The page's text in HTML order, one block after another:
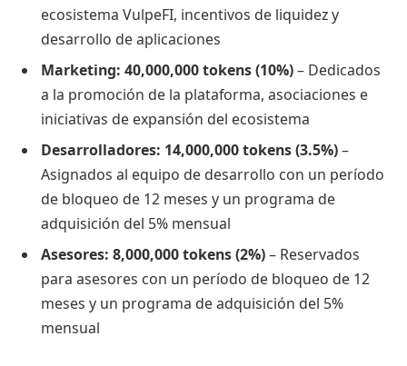
ecosistema VulpeFI, incentivos de liquidez y
desarrollo de aplicaciones
Marketing: 40,000,000 tokens (10%)– Dedicados
a la promoción de la plataforma, asociaciones e
iniciativas de expansión del ecosistema
Desarrolladores: 14,000,000 tokens (3.5%)–
Asignados al equipo de desarrollo con un período
de bloqueo de 12 meses y un programa de
adquisición del 5% mensual
Asesores: 8,000,000 tokens (2%)– Reservados
para asesores con un período de bloqueo de 12
meses y un programa de adquisición del 5%
mensual